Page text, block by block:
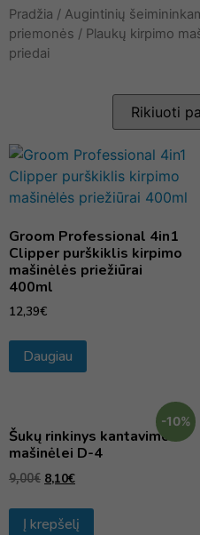
Pradžia / Augintinių
priemonės / Plaukų kirpimo
priedai
Groom Professional 4in1
Clipper purškiklis kirpimo
mašinėlės priežiūrai
400ml
12,39€
Daugiau
-10%
Šukų rinkinys kantavimo
mašinėlei D-4
9,00€ 8,10€
Į krepšelį